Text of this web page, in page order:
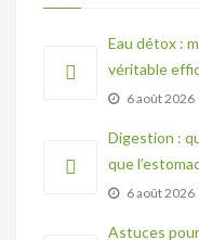
Eau détox :
véritable
6 août 2026
Digestion :
que
6 août 2026
Astuces